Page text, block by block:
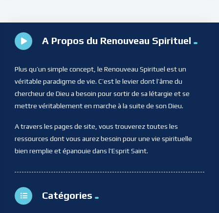
A Propos du Renouveau Spirituel
Plus qu’un simple concept, le Renouveau Spirituel est un
véritable paradigme de vie. C’est le levier dont l’âme du
chercheur de Dieu a besoin pour sortir de sa létargie et se
mettre véritablement en marche à la suite de son Dieu.
A travers les pages de site, vous trouverez toutes les
ressources dont vous aurez besoin pour une vie spirituelle
bien remplie et épanouie dans l’Esprit Saint.
Catégories